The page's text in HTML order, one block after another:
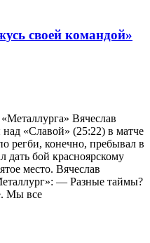
своей командой»
Вячеслав
«Славой» (25:22) в матче
регби, конечно, пребывал в
дать бой красноярскому
место. Вячеслав
— Разные таймы?
Мы все